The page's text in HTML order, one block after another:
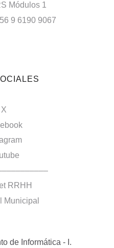
Módulos 1
9 6190 9067
X
RRHH
Municipal
de Informática - I.